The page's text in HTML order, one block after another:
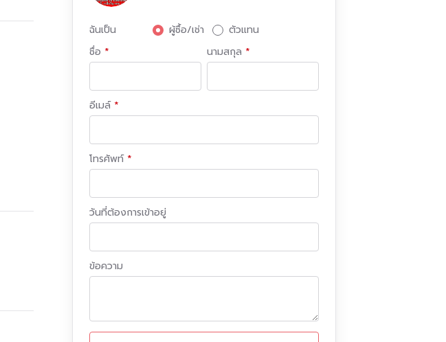
ฉันเป็น ผู้ซื้อ/เช่า
ตัวแทน
ชื่อ
นามสกุล
อีเมล์
โทรศัพท์
วันที่ต้องการเข้าอยู่
ข้อความ